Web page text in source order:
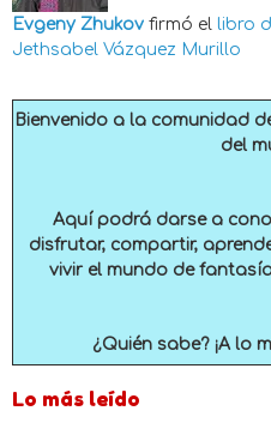
Evgeny Zhukov firmó el libro
Jethsabel Vázquez Murillo
Bienvenido a la comunidad
del
Aquí podrá darse a
disfrutar, compartir,
vivir el mundo de
¿Quién sabe? ¡A lo
Lo más leído